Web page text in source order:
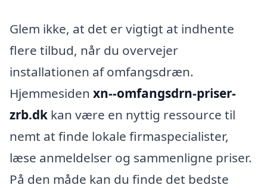
Glem ikke, at det er vigtigt at indhente
flere tilbud, når du overvejer
installationen af omfangsdræn.
Hjemmesiden xn--omfangsdrn-priser-
zrb.dk kan være en nyttig ressource til
nemt at finde lokale firmaspecialister,
læse anmeldelser og sammenligne priser.
På den måde kan du finde det bedste